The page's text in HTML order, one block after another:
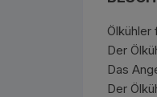
Der
Das
Der